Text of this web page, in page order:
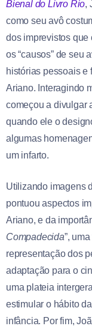
Bienal do Livro Rio,
como seu avô
dos imprevistos que
os “causos” de seu
histórias pessoais e
Ariano. Interagindo
começou a divulgar
quando ele o
algumas
um infarto.
Utilizando imagens
pontuou aspectos
Ariano, e da
Compadecida”,
representação dos
adaptação para o
uma plateia
estimular o hábito
infância. Por fim,